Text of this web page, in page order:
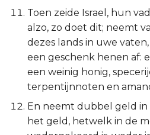
2 Petrus
1 Johannes
2 Johannes
3 Johannes
Toen zeide Israel, hun
alzo, zo doet dit; neemt
dezes lands in uwe
een geschenk henen af:
een weinig honig,
terpentijnnoten en
En neemt dubbel geld
het geld, hetwelk in de